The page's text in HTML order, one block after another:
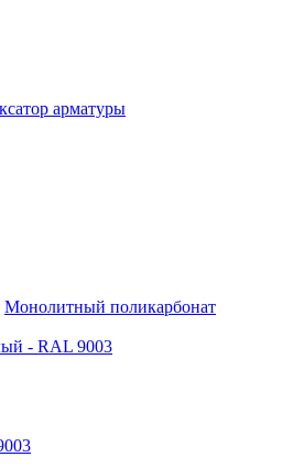
арматуры
Монолитный поликарбонат
- RAL 9003